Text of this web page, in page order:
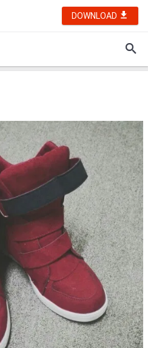
DOWNLOAD